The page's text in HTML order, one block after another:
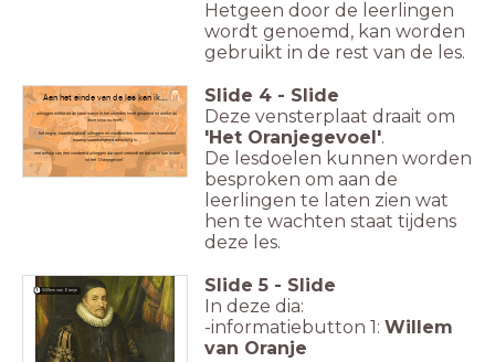
Hetgeen door de leerlingen
wordt genoemd, kan worden
gebruikt in de rest van de les.
Aan het einde van de les kan ik….
- uitleggen welke rol de kleur oranje in het verleden heeft gespeeld en welke rol
deze kleur nu heeft.
- het begrip 'saamhorigheid' uitleggen en voorbeelden noemen van momenten
waarop saamhorigheid aanwezig is.
- met behulp van een voorbeeld uitleggen dat sport verbindt en dat sport kan leiden
tot het 'Oranjegevoel'.
Slide 4 - Slide
Deze vensterplaat draait om
'Het Oranjegevoel'.
De lesdoelen kunnen worden
besproken om aan de
leerlingen te laten zien wat
hen te wachten staat tijdens
deze les.
Willem van Oranje
1. Slide 5 - Slide
In deze dia:
-informatiebutton 1: Willem
van Oranje